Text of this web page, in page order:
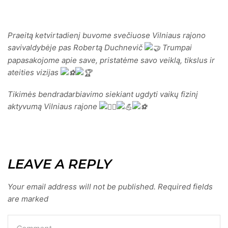
Praeitą ketvirtadienį buvome svečiuose Vilniaus rajono
savivaldybėje pas Robertą Duchnevič
Trumpai
papasakojome apie save, pristatėme savo veiklą, tikslus ir
ateities vizijas
Tikimės bendradarbiavimo siekiant ugdyti vaikų fizinį
aktyvumą Vilniaus rajone
LEAVE A REPLY
Your email address will not be published. Required fields
are marked